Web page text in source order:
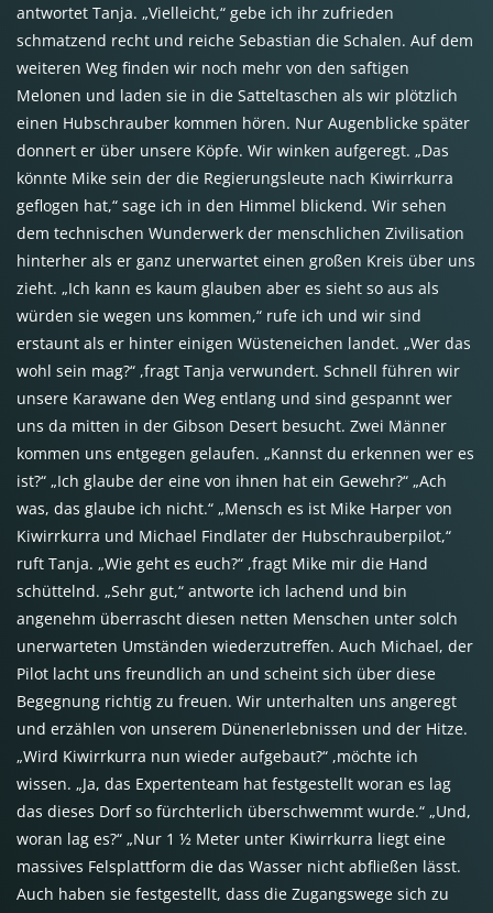
antwortet Tanja. „Vielleicht,“ gebe ich ihr zufrieden
schmatzend recht und reiche Sebastian die Schalen. Auf dem
weiteren Weg finden wir noch mehr von den saftigen
Melonen und laden sie in die Satteltaschen als wir plötzlich
einen Hubschrauber kommen hören. Nur Augenblicke später
donnert er über unsere Köpfe. Wir winken aufgeregt. „Das
könnte Mike sein der die Regierungsleute nach Kiwirrkurra
geflogen hat,“ sage ich in den Himmel blickend. Wir sehen
dem technischen Wunderwerk der menschlichen Zivilisation
hinterher als er ganz unerwartet einen großen Kreis über uns
zieht. „Ich kann es kaum glauben aber es sieht so aus als
würden sie wegen uns kommen,“ rufe ich und wir sind
erstaunt als er hinter einigen Wüsteneichen landet. „Wer das
wohl sein mag?“ ,fragt Tanja verwundert. Schnell führen wir
unsere Karawane den Weg entlang und sind gespannt wer
uns da mitten in der Gibson Desert besucht. Zwei Männer
kommen uns entgegen gelaufen. „Kannst du erkennen wer es
ist?“ „Ich glaube der eine von ihnen hat ein Gewehr?“ „Ach
was, das glaube ich nicht.“ „Mensch es ist Mike Harper von
Kiwirrkurra und Michael Findlater der Hubschrauberpilot,“
ruft Tanja. „Wie geht es euch?“ ,fragt Mike mir die Hand
schüttelnd. „Sehr gut,“ antworte ich lachend und bin
angenehm überrascht diesen netten Menschen unter solch
unerwarteten Umständen wiederzutreffen. Auch Michael, der
Pilot lacht uns freundlich an und scheint sich über diese
Begegnung richtig zu freuen. Wir unterhalten uns angeregt
und erzählen von unserem Dünenerlebnissen und der Hitze.
„Wird Kiwirrkurra nun wieder aufgebaut?“ ,möchte ich
wissen. „Ja, das Expertenteam hat festgestellt woran es lag
das dieses Dorf so fürchterlich überschwemmt wurde.“ „Und,
woran lag es?“ „Nur 1 ½ Meter unter Kiwirrkurra liegt eine
massives Felsplattform die das Wasser nicht abfließen lässt.
Auch haben sie festgestellt, dass die Zugangswege sich zu